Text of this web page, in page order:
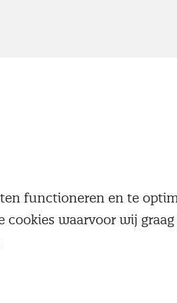
een eerste factsheet
kan.
de Green Deal directe
termijn:
functioneren en te
cookies waarvoor wij